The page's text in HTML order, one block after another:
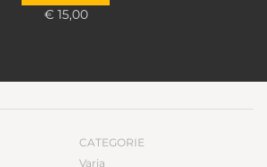
€ 15,00
CATEGORIE
Varia